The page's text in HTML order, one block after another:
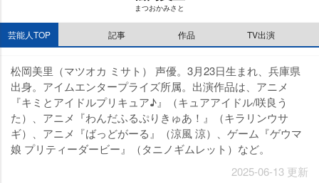
まつおかみさと
芸能人TOP 記事 作品 TV出演
松岡美里（マツオカ ミサト） 声優。3月23日生まれ、兵庫県
出身。アイムエンタープライズ所属。出演作品は、アニメ
『キミとアイドルプリキュア♪』（キュアアイドル/咲良う
た）、アニメ『わんだふるぷりきゅあ！』（キラリンウサ
ギ）、アニメ『ばっどがーる』（涼風 涼）、ゲーム『ゲウマ
娘 プリティーダービー』（タニノギムレット）など。
2025-06-13 更新